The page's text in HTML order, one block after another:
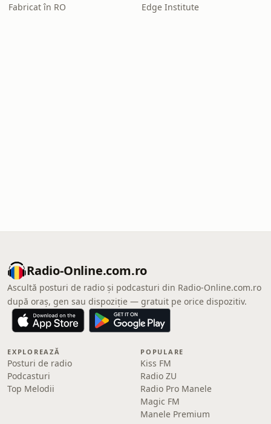
Fabricat în RO Edge Institute
Radio-Online.com.ro
Ascultă posturi de radio și podcasturi din Radio-Online.com.ro
după oraș, gen sau dispoziție — gratuit pe orice dispozitiv.
EXPLOREAZĂ
Posturi de radio
Podcasturi
Top Melodii
POPULARE
Kiss FM
Radio ZU
Radio Pro Manele
Magic FM
Manele Premium